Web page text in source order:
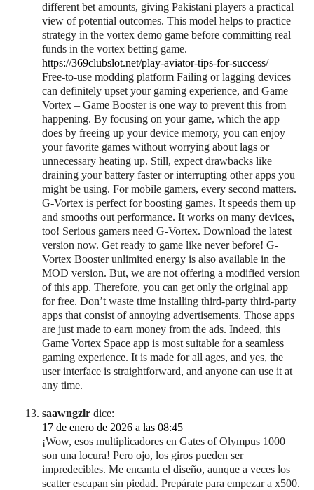
different bet amounts, giving Pakistani players a practical
view of potential outcomes. This model helps to practice
strategy in the vortex demo game before committing real
funds in the vortex betting game.
https://369clubslot.net/play-aviator-tips-for-success/
Free-to-use modding platform Failing or lagging devices
can definitely upset your gaming experience, and Game
Vortex – Game Booster is one way to prevent this from
happening. By focusing on your game, which the app
does by freeing up your device memory, you can enjoy
your favorite games without worrying about lags or
unnecessary heating up. Still, expect drawbacks like
draining your battery faster or interrupting other apps you
might be using. For mobile gamers, every second matters.
G-Vortex is perfect for boosting games. It speeds them up
and smooths out performance. It works on many devices,
too! Serious gamers need G-Vortex. Download the latest
version now. Get ready to game like never before! G-
Vortex Booster unlimited energy is also available in the
MOD version. But, we are not offering a modified version
of this app. Therefore, you can get only the original app
for free. Don’t waste time installing third-party third-party
apps that consist of annoying advertisements. Those apps
are just made to earn money from the ads. Indeed, this
Game Vortex Space app is most suitable for a seamless
gaming experience. It is made for all ages, and yes, the
user interface is straightforward, and anyone can use it at
any time.
saawngzlr dice:
17 de enero de 2026 a las 08:45
¡Wow, esos multiplicadores en Gates of Olympus 1000
son una locura! Pero ojo, los giros pueden ser
impredecibles. Me encanta el diseño, aunque a veces los
scatter escapan sin piedad. Prepárate para empezar a x500.